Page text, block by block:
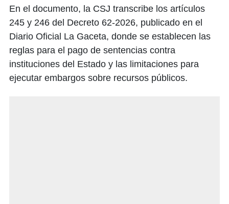
En el documento, la CSJ transcribe los artículos
245 y 246 del Decreto 62-2026, publicado en el
Diario Oficial La Gaceta, donde se establecen las
reglas para el pago de sentencias contra
instituciones del Estado y las limitaciones para
ejecutar embargos sobre recursos públicos.